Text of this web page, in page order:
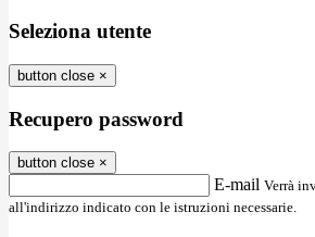
Seleziona utente
button close ×
Recupero password
button close ×
E-mail Verrà
all'indirizzo indicato con le istruzioni necessarie.